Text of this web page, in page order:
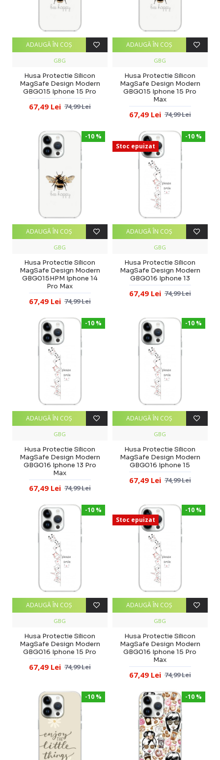
GBG
Husa Protectie Silicon
MagSafe Design Modern
GBG015 Iphone 15 Pro
67,49 Lei 74,99 Lei
ADAUGĂ ÎN COŞ
GBG
Husa Protectie Silicon
MagSafe Design Modern
GBG015 Iphone 15 Pro
Max
67,49 Lei 74,99 Lei
ADAUGĂ ÎN COŞ
-10 %
GBG
Husa Protectie Silicon
MagSafe Design Modern
GBG015HPM Iphone 14
Pro Max
67,49 Lei 74,99 Lei
ADAUGĂ ÎN COŞ
-10 %
Stoc epuizat
GBG
Husa Protectie Silicon
MagSafe Design Modern
GBG016 Iphone 13
67,49 Lei 74,99 Lei
ADAUGĂ ÎN COŞ
-10 %
GBG
Husa Protectie Silicon
MagSafe Design Modern
GBG016 Iphone 13 Pro
Max
67,49 Lei 74,99 Lei
ADAUGĂ ÎN COŞ
-10 %
GBG
Husa Protectie Silicon
MagSafe Design Modern
GBG016 Iphone 15
67,49 Lei 74,99 Lei
ADAUGĂ ÎN COŞ
-10 %
GBG
Husa Protectie Silicon
MagSafe Design Modern
GBG016 Iphone 15 Pro
67,49 Lei 74,99 Lei
ADAUGĂ ÎN COŞ
-10 %
Stoc epuizat
GBG
Husa Protectie Silicon
MagSafe Design Modern
GBG016 Iphone 15 Pro
Max
67,49 Lei 74,99 Lei
ADAUGĂ ÎN COŞ
-10 % -10 %